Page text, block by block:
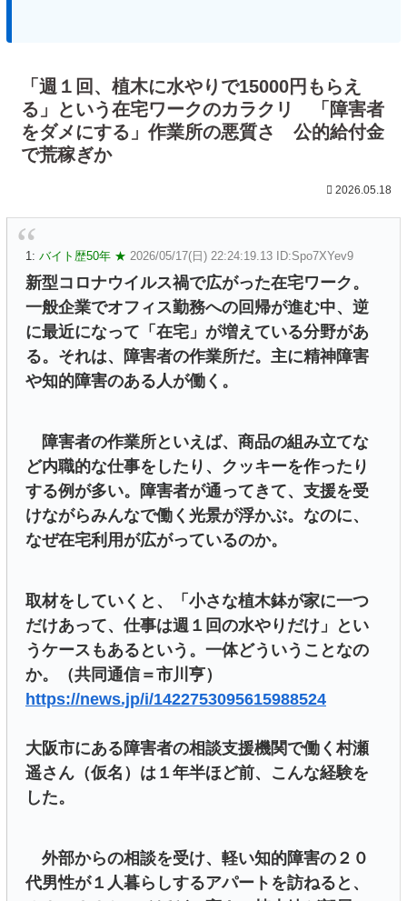
「週１回、植木に水やりで15000円もらえ
る」という在宅ワークのカラクリ 「障害者
をダメにする」作業所の悪質さ 公的給付金
で荒稼ぎか
2026.05.18
1: バイト歴50年 ★ 2026/05/17(日) 22:24:19.13 ID:Spo7XYev9
新型コロナウイルス禍で広がった在宅ワーク。
一般企業でオフィス勤務への回帰が進む中、逆
に最近になって「在宅」が増えている分野があ
る。それは、障害者の作業所だ。主に精神障害
や知的障害のある人が働く。
障害者の作業所といえば、商品の組み立てな
ど内職的な仕事をしたり、クッキーを作ったり
する例が多い。障害者が通ってきて、支援を受
けながらみんなで働く光景が浮かぶ。なのに、
なぜ在宅利用が広がっているのか。
取材をしていくと、「小さな植木鉢が家に一つ
だけあって、仕事は週１回の水やりだけ」とい
うケースもあるという。一体どういうことなの
か。（共同通信＝市川亨）
https://news.jp/i/1422753095615988524
大阪市にある障害者の相談支援機関で働く村瀬
遥さん（仮名）は１年半ほど前、こんな経験を
した。
外部からの相談を受け、軽い知的障害の２０
代男性が１人暮らしするアパートを訪ねると、